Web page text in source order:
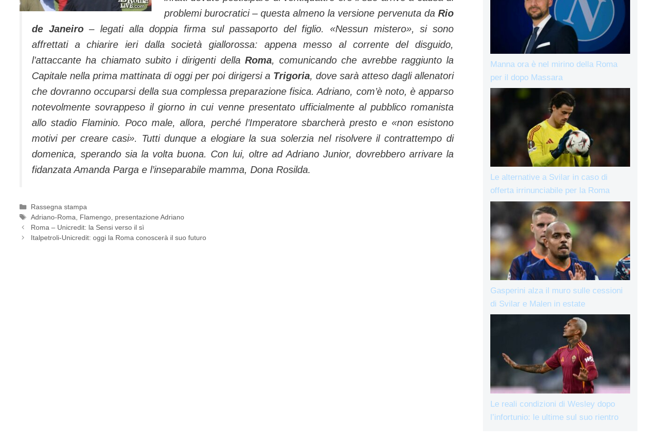
problemi burocratici – questa almeno la versione pervenuta daRio
de Janeiro– legati alla doppia firma sul passaporto del figlio. «Nessun mistero», si sono
affrettati a chiarire ieri dalla società giallorossa: appena messo al corrente del disguido,
l’attaccante ha chiamato subito i dirigenti della Roma, comunicando che avrebbe raggiunto la
Capitale nella prima mattinata di oggi per poi dirigersi a Trigoria, dove sarà atteso dagli allenatori
che dovranno occuparsi della sua complessa preparazione fisica. Adriano, com’è noto, è apparso
notevolmente sovrappeso il giorno in cui venne presentato ufficialmente al pubblico romanista
allo stadio Flaminio. Poco male, allora, perché l’Imperatore sbarcherà presto e «non esistono
motivi per creare casi». Tutti dunque a elogiare la sua solerzia nel risolvere il contrattempo di
domenica, sperando sia la volta buona. Con lui, oltre ad Adriano Junior, dovrebbero arrivare la
fidanzata Amanda Parga e l’inseparabile mamma, Dona Rosilda.
Categorie
Rassegna stampa
Tag
Adriano-Roma, Flamengo, presentazione Adriano
Roma – Unicredit: la Sensi verso il sì
Italpetroli-Unicredit: oggi la Roma conoscerà il suo futuro
Manna ora è nel mirino della Roma
per il dopo Massara
Le alternative a Svilar in caso di
offerta irrinunciabile per la Roma
Gasperini alza il muro sulle cessioni
di Svilar e Malen in estate
Le reali condizioni di Wesley dopo
l’infortunio: le ultime sul suo rientro